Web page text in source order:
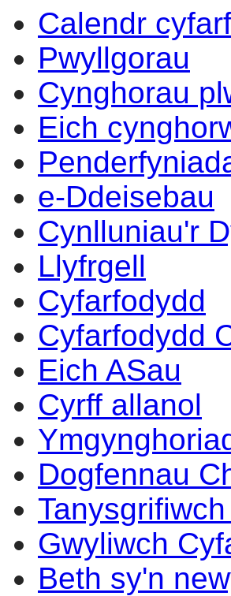
Calendr
Pwyllgorau
Cynghorau
Eich
e-Ddeisebau
Cynlluniau'r
Llyfrgell
Cyfarfodydd
Cyfarfodydd
Eich ASau
Cyrff allanol
Dogfennau
Gwyliwch
Beth sy'n